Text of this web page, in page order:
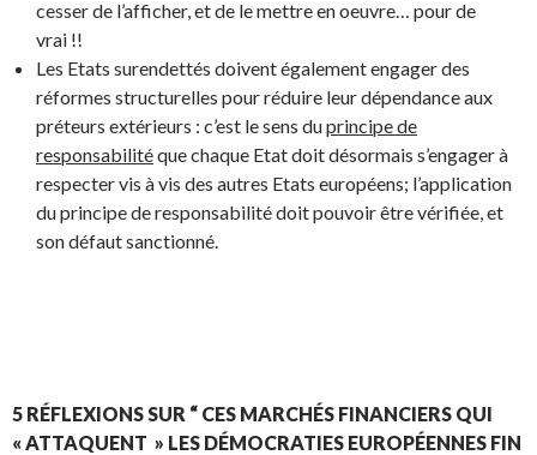
cesser de l’afficher, et de le mettre en oeuvre… pour de
vrai !!
Les Etats surendettés doivent également engager des
réformes structurelles pour réduire leur dépendance aux
préteurs extérieurs : c’est le sens duprincipe de
responsabilitéque chaque Etat doit désormais s’engager à
respecter vis à vis des autres Etats européens; l’application
du principe de responsabilité doit pouvoir être vérifiée, et
son défaut sanctionné.
5 RÉFLEXIONS SUR “ CES MARCHÉS FINANCIERS QUI
« ATTAQUENT » LES DÉMOCRATIES EUROPÉENNES FIN